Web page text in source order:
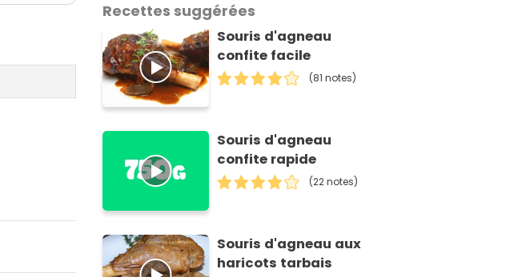
Recettes suggérées
Souris d'agneau
confite facile
(81 notes)
Souris d'agneau
confite rapide
(22 notes)
Souris d'agneau aux
haricots tarbais